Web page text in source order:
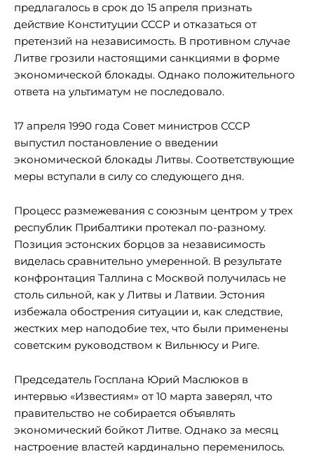
предлагалось в срок до 15 апреля признать
действие Конституции СССР и отказаться от
претензий на независимость. В противном случае
Литве грозили настоящими санкциями в форме
экономической блокады. Однако положительного
ответа на ультиматум не последовало.
17 апреля 1990 года Совет министров СССР
выпустил постановление о введении
экономической блокады Литвы. Соответствующие
меры вступали в силу со следующего дня.
Процесс размежевания с союзным центром у трех
республик Прибалтики протекал по-разному.
Позиция эстонских борцов за независимость
виделась сравнительно умеренной. В результате
конфронтация Таллина с Москвой получилась не
столь сильной, как у Литвы и Латвии. Эстония
избежала обострения ситуации и, как следствие,
жестких мер наподобие тех, что были применены
советским руководством к Вильнюсу и Риге.
Председатель Госплана Юрий Маслюков в
интервью «Известиям» от 10 марта заверял, что
правительство не собирается объявлять
экономический бойкот Литве. Однако за месяц
настроение властей кардинально переменилось.